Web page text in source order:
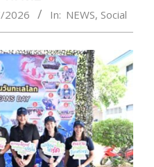
2026 In: NEWS, Social